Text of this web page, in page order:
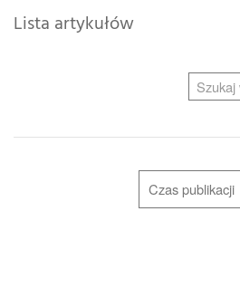
Lista artykułów